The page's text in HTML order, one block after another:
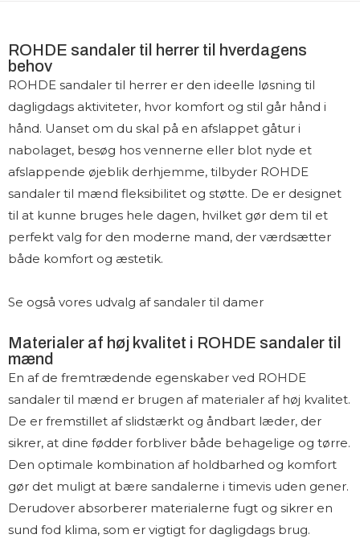
ROHDE sandaler til herrer til hverdagens
behov
ROHDE sandaler til herrer er den ideelle løsning til
dagligdags aktiviteter, hvor komfort og stil går hånd i
hånd. Uanset om du skal på en afslappet gåtur i
nabolaget, besøg hos vennerne eller blot nyde et
afslappende øjeblik derhjemme, tilbyder ROHDE
sandaler til mænd fleksibilitet og støtte. De er designet
til at kunne bruges hele dagen, hvilket gør dem til et
perfekt valg for den moderne mand, der værdsætter
både komfort og æstetik.
Se også vores udvalg afsandaler til damer
Materialer af høj kvalitet i ROHDE sandaler til
mænd
En af de fremtrædende egenskaber ved ROHDE
sandaler til mænd er brugen af materialer af høj kvalitet.
De er fremstillet af slidstærkt og åndbart læder, der
sikrer, at dine fødder forbliver både behagelige og tørre.
Den optimale kombination af holdbarhed og komfort
gør det muligt at bære sandalerne i timevis uden gener.
Derudover absorberer materialerne fugt og sikrer en
sund fod klima, som er vigtigt for dagligdags brug.